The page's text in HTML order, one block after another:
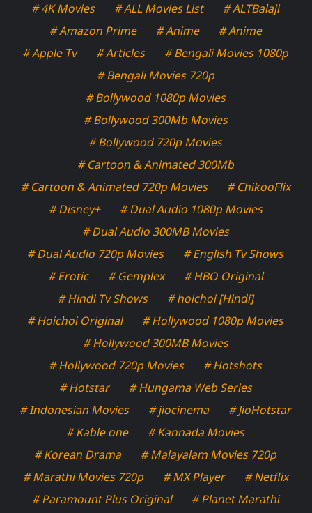
# 4K Movies
# ALL Movies List
# ALTBalaji
# Amazon Prime
# Anime
# Anime
# Apple Tv
# Articles
# Bengali Movies 1080p
# Bengali Movies 720p
# Bollywood 1080p Movies
# Bollywood 300Mb Movies
# Bollywood 720p Movies
# Cartoon & Animated 300Mb
# Cartoon & Animated 720p Movies
# ChikooFlix
# Disney+
# Dual Audio 1080p Movies
# Dual Audio 300MB Movies
# Dual Audio 720p Movies
# English Tv Shows
# Erotic
# Gemplex
# HBO Original
# Hindi Tv Shows
# hoichoi [Hindi]
# Hoichoi Original
# Hollywood 1080p Movies
# Hollywood 300MB Movies
# Hollywood 720p Movies
# Hotshots
# Hotstar
# Hungama Web Series
# Indonesian Movies
# jiocinema
# JioHotstar
# Kable one
# Kannada Movies
# Korean Drama
# Malayalam Movies 720p
# Marathi Movies 720p
# MX Player
# Netflix
# Paramount Plus Original
# Planet Marathi